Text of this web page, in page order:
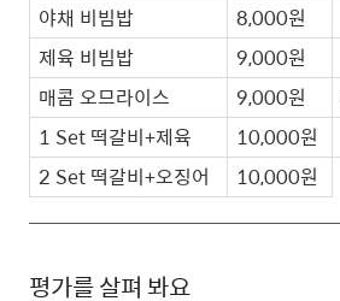
야채 비빔밥
8,000원
제육 비빔밥
9,000원
매콤 오므라이스
9,000원
1 Set 떡갈비+제육
10,000원
2 Set 떡갈비+오징어
10,000원
평가를 살펴 봐요